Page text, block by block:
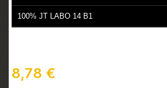
100% JT LABO 14 B1
8,78 €